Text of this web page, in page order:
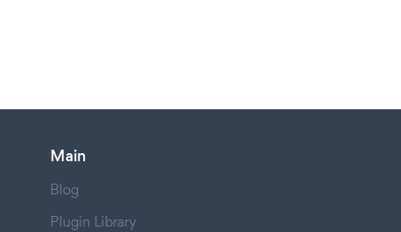
Main
Blog
Plugin Library